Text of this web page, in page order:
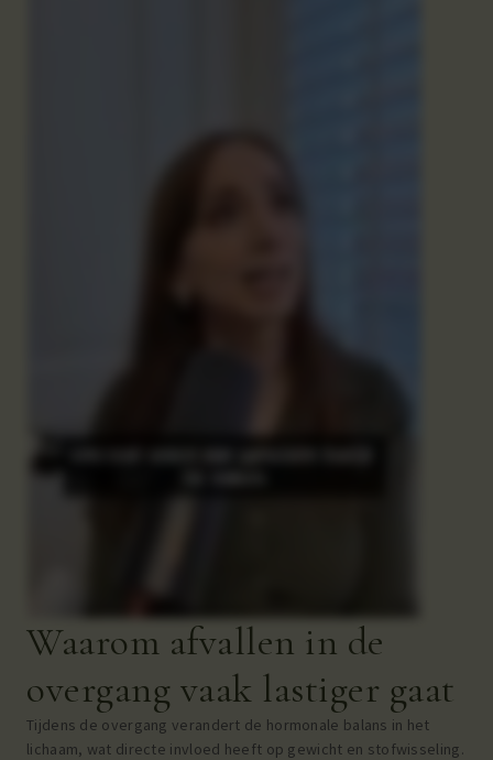
Waarom afvallen in de
overgang vaak lastiger gaat
Tijdens de overgang verandert de hormonale balans in het
lichaam, wat directe invloed heeft op gewicht en stofwisseling.